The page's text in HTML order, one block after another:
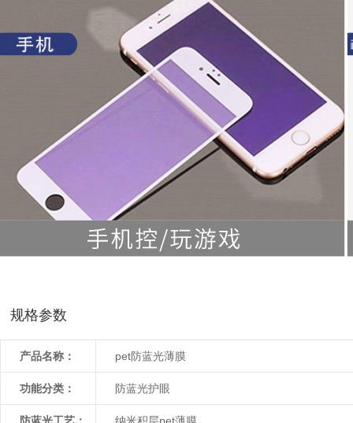
规格参数
产品名称： pet防蓝光薄膜
功能分类： 防蓝光护眼